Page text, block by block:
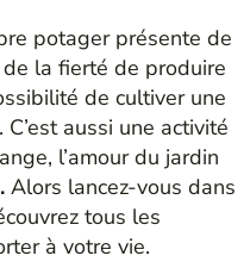
potager présente de
la fierté de produire
de cultiver une
aussi une activité
l’amour du jardin
Alors lancez-vous dans
tous les
à votre vie.